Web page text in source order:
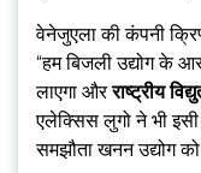
वेनेजुएला की कंपनी
“हम बिजली उद्योग के
लाएगा औरराष्ट्रीय
एलेक्सिस लुगो ने भी
समझौता खनन उद्योग